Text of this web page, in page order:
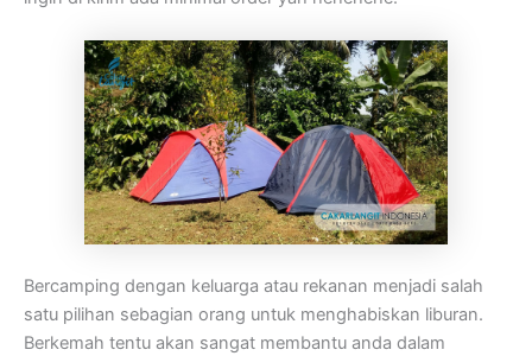
Bercamping dengan keluarga atau rekanan menjadi salah
satu pilihan sebagian orang untuk menghabiskan liburan.
Berkemah tentu akan sangat membantu anda dalam